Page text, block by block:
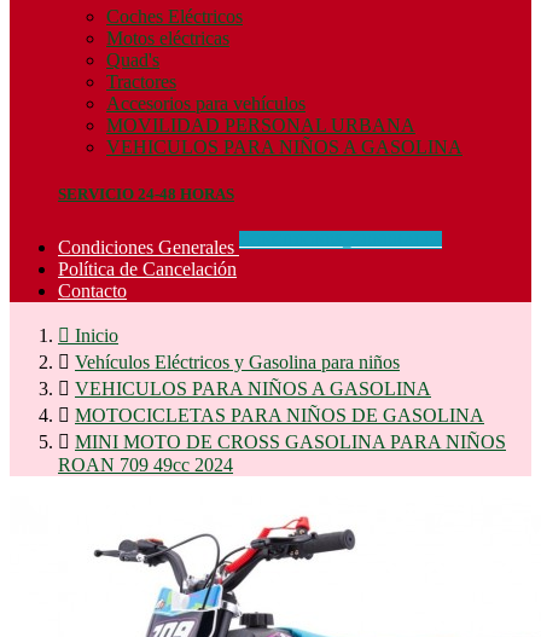
Coches Eléctricos
Motos eléctricas
Quad's
Tractores
Accesorios para vehículos
MOVILIDAD PERSONAL URBANA
VEHICULOS PARA NIÑOS A GASOLINA
SERVICIO 24-48 HORAS
Condiciones Generales
Política de Cancelación
Contacto
 Inicio
 Vehículos Eléctricos y Gasolina para niños
 VEHICULOS PARA NIÑOS A GASOLINA
 MOTOCICLETAS PARA NIÑOS DE GASOLINA
 MINI MOTO DE CROSS GASOLINA PARA NIÑOS
ROAN 709 49cc 2024